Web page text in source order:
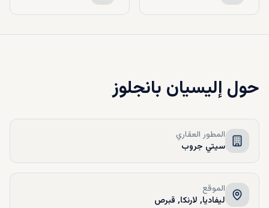
حولإليسيان بانجلوز
المطور العقاري
سيتي جروب
الموقع
ليفاديا, لارنكا, قبرص